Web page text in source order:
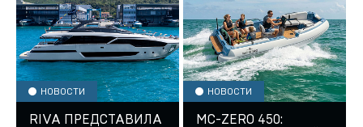
НОВОСТИ
RIVA ПРЕДСТАВИЛА
НОВОСТИ
MC-ZERO 450: